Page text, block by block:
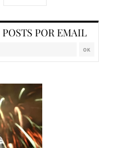
POSTS POR EMAIL